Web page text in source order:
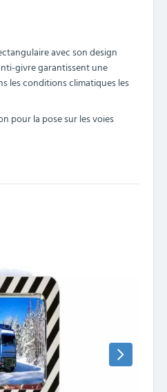
avec son design
givre garantissent une
les conditions climatiques les
pour la pose sur les voies